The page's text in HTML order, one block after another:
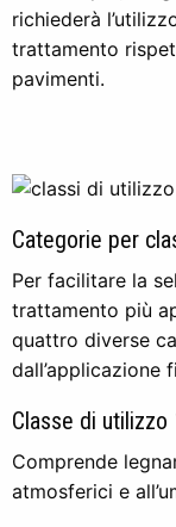
richiederà
trattamento
pavimenti.
Categorie per
Per facilitare la
trattamento più
quattro diverse
dall’applicazione
Classe di utilizzo
Comprende
atmosferici e